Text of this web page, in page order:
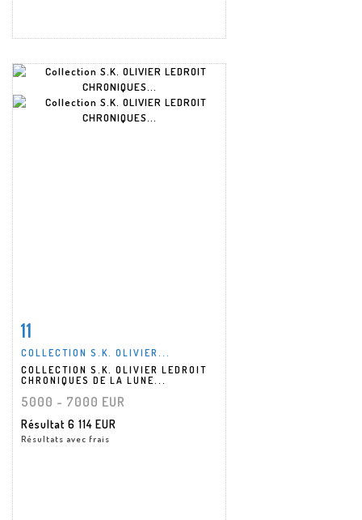
11
COLLECTION S.K. OLIVIER...
COLLECTION S.K. OLIVIER LEDROIT
CHRONIQUES DE LA LUNE...
5000 - 7000 EUR
Résultat 6 114 EUR
Résultats avec frais